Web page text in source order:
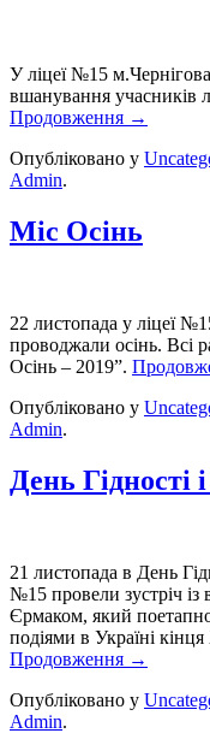
У ліцеї №15
вшанування учасників
Продовження →
Опубліковано у
Admin.
Міс Осінь
22 листопада у ліцеї
проводжали осінь. Всі
Осінь – 2019”.
Опубліковано у
Admin.
День Гідності
21 листопада в День
№15 провели зустріч
Єрмаком, який
подіями в Україні
Продовження →
Опубліковано у
Admin.